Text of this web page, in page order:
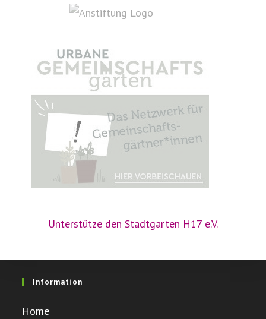
Unterstütze den Stadtgarten H17 e.V.
Information
Home